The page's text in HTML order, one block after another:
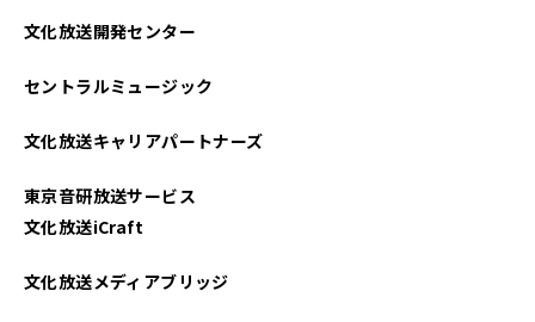
文化放送開発センター
セントラルミュージック
文化放送キャリアパートナーズ
東京音研放送サービス
文化放送iCraft
文化放送メディアブリッジ